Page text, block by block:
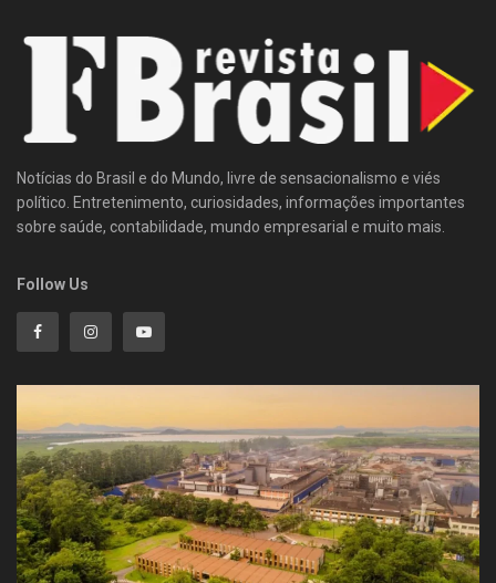
Notícias do Brasil e do Mundo, livre de sensacionalismo e viés
político. Entretenimento, curiosidades, informações importantes
sobre saúde, contabilidade, mundo empresarial e muito mais.
Follow Us